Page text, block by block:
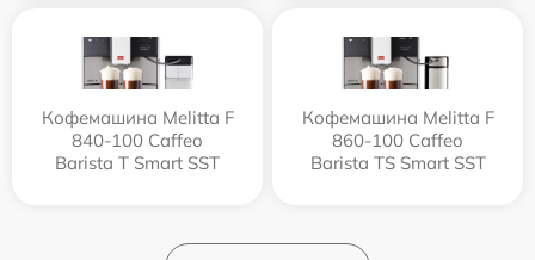
Кофемашина Melitta F
840-100 Caffeo
Barista T Smart SST
Кофемашина Melitta F
860-100 Caffeo
Barista TS Smart SST